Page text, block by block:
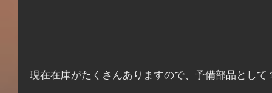
現在在庫がたくさんありますので、予備部品として